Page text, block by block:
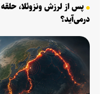
پس از لرزش ونزوئلا،
درمی‌آید؟